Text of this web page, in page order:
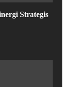
Strategis